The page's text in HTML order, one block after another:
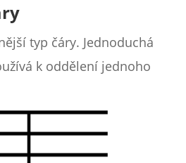
typ čáry. Jednoduchá
k oddělení jednoho